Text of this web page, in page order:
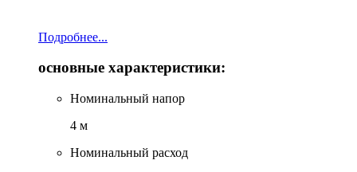
Подробнее...
основные характеристики:
Номинальный напор
4 м
Номинальный расход